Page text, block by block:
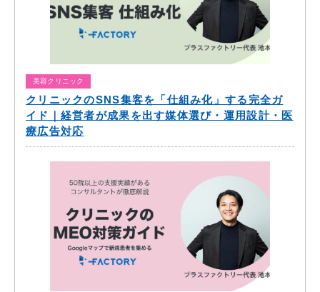
美容クリニック
クリニックのSNS集客を「仕組み化」する完全ガ
イド｜経営者が成果を出す媒体選び・運用設計・医
療広告対応